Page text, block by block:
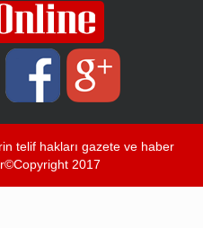
telif hakları gazete ve haber
2017